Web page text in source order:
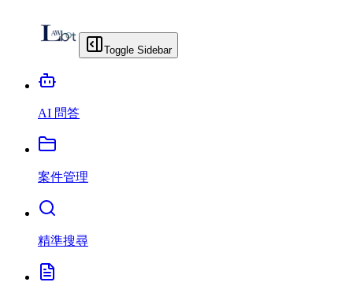
Toggle Sidebar
AI 問答
案件管理
精準搜尋